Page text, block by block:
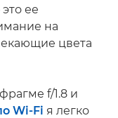
ее
на
цвета
f/1.8 и
Wi-Fi я легко